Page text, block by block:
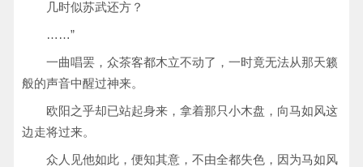
几时似苏武还方？
……”
一曲唱罢，众茶客都木立不动了，一时竟无法从那天籁
般的声音中醒过神来。
欧阳之乎却已站起身来，拿着那只小木盘，向马如风这
边走将过来。
众人见他如此，便知其意，不由全都失色，因为马如风